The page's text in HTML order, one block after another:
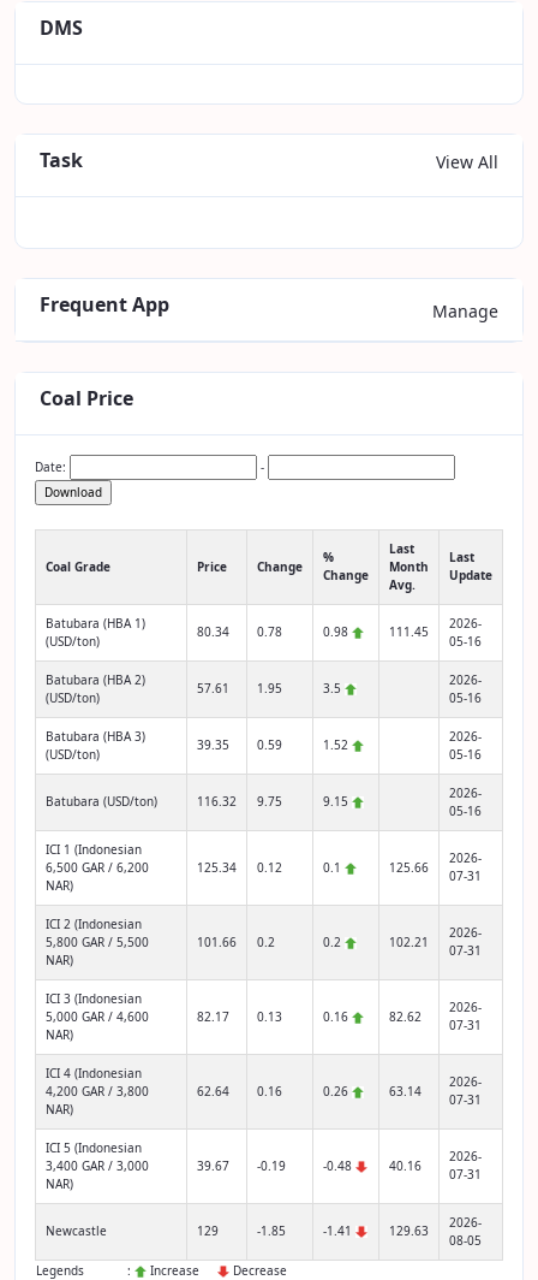
DMS
Task View All
Frequent App Manage
Coal Price
Date:
-
Download
Coal Grade Price Change
%
Change
Last
Month
Avg.
Last
Update
Batubara (HBA 1)
(USD/ton)
80.34 0.78 0.98 111.45
2026-
05-16
Batubara (HBA 2)
(USD/ton)
57.61 1.95 3.5
2026-
05-16
Batubara (HBA 3)
(USD/ton)
39.35 0.59 1.52
2026-
05-16
Batubara (USD/ton) 116.32 9.75 9.15
2026-
05-16
ICI 1 (Indonesian
6,500 GAR / 6,200
NAR)
125.34 0.12 0.1 125.66
2026-
07-31
ICI 2 (Indonesian
5,800 GAR / 5,500
NAR)
101.66 0.2 0.2 102.21
2026-
07-31
ICI 3 (Indonesian
5,000 GAR / 4,600
NAR)
82.17 0.13 0.16 82.62
2026-
07-31
ICI 4 (Indonesian
4,200 GAR / 3,800
NAR)
62.64 0.16 0.26 63.14
2026-
07-31
ICI 5 (Indonesian
3,400 GAR / 3,000
NAR)
39.67 -0.19 -0.48 40.16
2026-
07-31
Newcastle 129 -1.85 -1.41 129.63
2026-
08-05
Legends
: Increase
Decrease